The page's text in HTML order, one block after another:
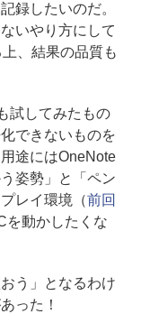
録したいのだ。
いやり方にして
、結果の品質も
試してみたもの
できないものを
途にはOneNote
姿勢」と「ペン
レイ環境（前回
を動かしたくな
う」となるわけ
った！